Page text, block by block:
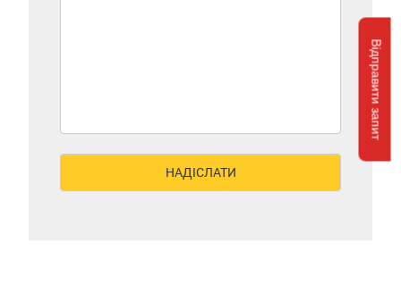
Відправити запит